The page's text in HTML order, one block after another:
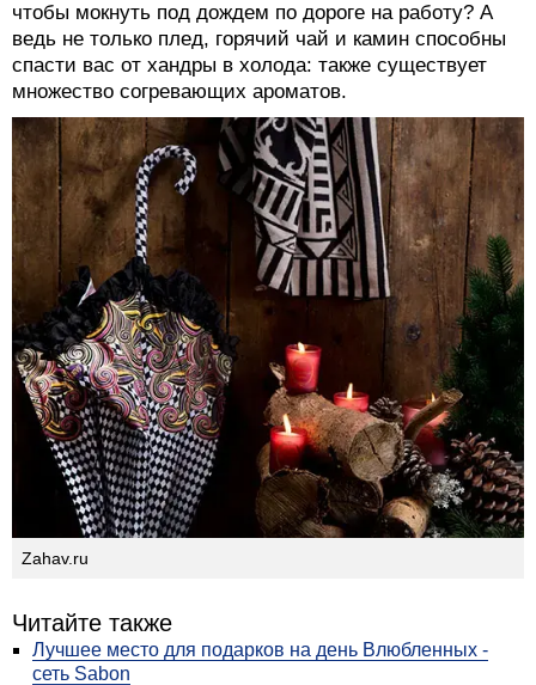
чтобы мокнуть под дождем по дороге на работу? А
ведь не только плед, горячий чай и камин способны
спасти вас от хандры в холода: также существует
множество согревающих ароматов.
Zahav.ru
Читайте также
Лучшее место для подарков на день Влюбленных -
сеть Sabon